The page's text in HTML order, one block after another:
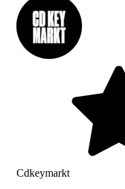
Cdkeymarkt